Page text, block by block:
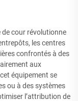
de cour révolutionne
les centres
confrontés à des
aux
équipement se
ou à des systèmes
l’attribution de